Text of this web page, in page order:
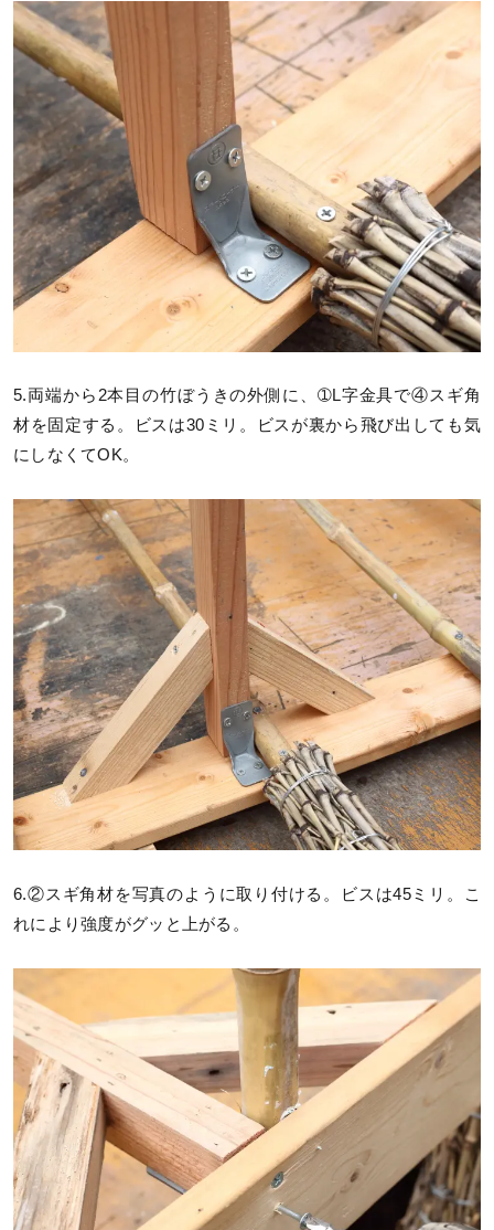
5.両端から2本目の竹ぼうきの外側に、➀L字金具で④スギ角
材を固定する。ビスは30ミリ。ビスが裏から飛び出しても気
にしなくてOK。
6.②スギ角材を写真のように取り付ける。ビスは45ミリ。こ
れにより強度がグッと上がる。